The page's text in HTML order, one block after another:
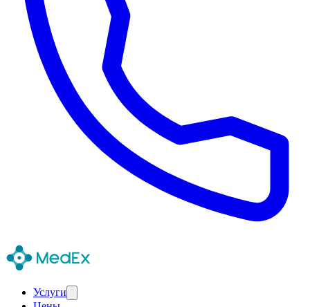
Услуги